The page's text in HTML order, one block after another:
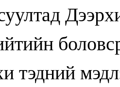
тэдний